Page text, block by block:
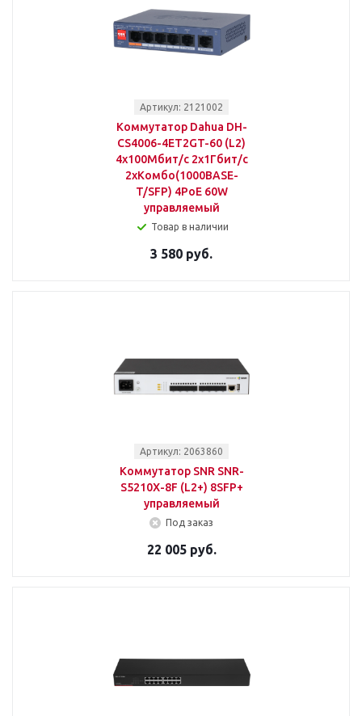
Артикул: 2121002
Коммутатор Dahua DH-
CS4006-4ET2GT-60 (L2)
4x100Мбит/с 2x1Гбит/с
2xКомбо(1000BASE-
T/SFP) 4PoE 60W
управляемый
Товар в наличии
3 580 руб.
Артикул: 2063860
Коммутатор SNR SNR-
S5210X-8F (L2+) 8SFP+
управляемый
Под заказ
22 005 руб.